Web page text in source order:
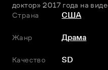
доктор» 2017 года на
Страна
США
Жанр Драма
Качество SD